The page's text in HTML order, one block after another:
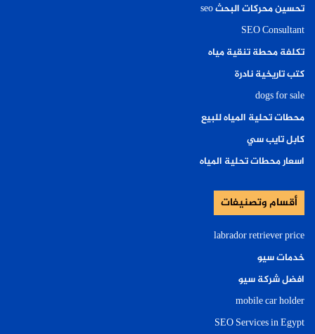
تحسين محركات البحث seo
SEO Consultant
تكلفة محطة تنقية مياه
كتب تاريخية نادرة
dogs for sale
محطات تحلية المياه للبيع
كابل تايب سي
اسعار محطات تحلية المياه
أقسام وتصنيفات
labrador retriever price
خدمات سيو
افضل شركة سيو
mobile car holder
SEO Services in Egypt